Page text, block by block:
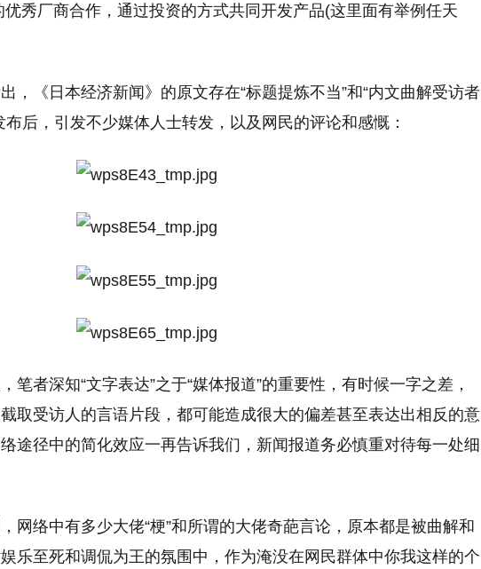
秀厂商合作，通过投资的方式共同开发产品(这里面有举例任天
，《日本经济新闻》的原文存在“标题提炼不当”和“内文曲解受访者
后，引发不少媒体人士转发，以及网民的评论和感慨：
笔者深知“文字表达”之于“媒体报道”的重要性，有时候一字之差，
取受访人的言语片段，都可能造成很大的偏差甚至表达出相反的意
途径中的简化效应一再告诉我们，新闻报道务必慎重对待每一处细
网络中有多少大佬“梗”和所谓的大佬奇葩言论，原本都是被曲解和
乐至死和调侃为王的氛围中，作为淹没在网民群体中你我这样的个